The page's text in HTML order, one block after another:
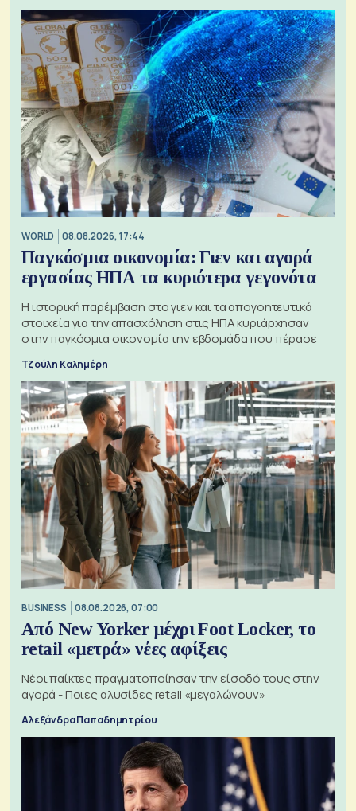
WORLD 08.08.2026, 17:44
Παγκόσμια οικονομία: Γιεν και αγορά
εργασίας ΗΠΑ τα κυριότερα γεγονότα
Η ιστορική παρέμβαση στο γιεν και τα απογοητευτικά
στοιχεία για την απασχόληση στις ΗΠΑ κυριάρχησαν
στην παγκόσμια οικονομία την εβδομάδα που πέρασε
Τζούλη Καλημέρη
BUSINESS 08.08.2026, 07:00
Από New Yorker μέχρι Foot Locker, το
retail «μετρά» νέες αφίξεις
Νέοι παίκτες πραγματοποίησαν την είσοδό τους στην
αγορά - Ποιες αλυσίδες retail «μεγαλώνουν»
Αλεξάνδρα Παπαδημητρίου